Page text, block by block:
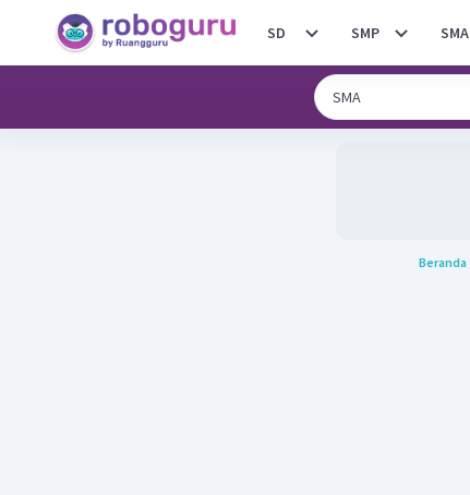
SD SMP SMA
Beranda